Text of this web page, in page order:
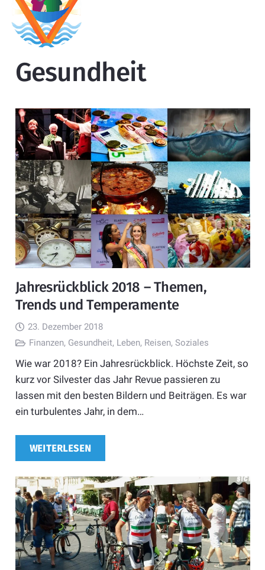
Gesundheit
Jahresrückblick 2018 – Themen,
Trends und Temperamente
23. Dezember 2018
Finanzen, Gesundheit, Leben, Reisen, Soziales
Wie war 2018? Ein Jahresrückblick. Höchste Zeit, so
kurz vor Silvester das Jahr Revue passieren zu
lassen mit den besten Bildern und Beiträgen. Es war
ein turbulentes Jahr, in dem…
WEITERLESEN